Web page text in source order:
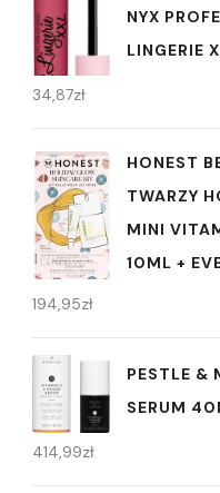
NYX
LINGERIE
34,87zł
HONEST
TWARZY
MINI
10ML +
194,95zł
PESTLE &
SERUM
414,99zł